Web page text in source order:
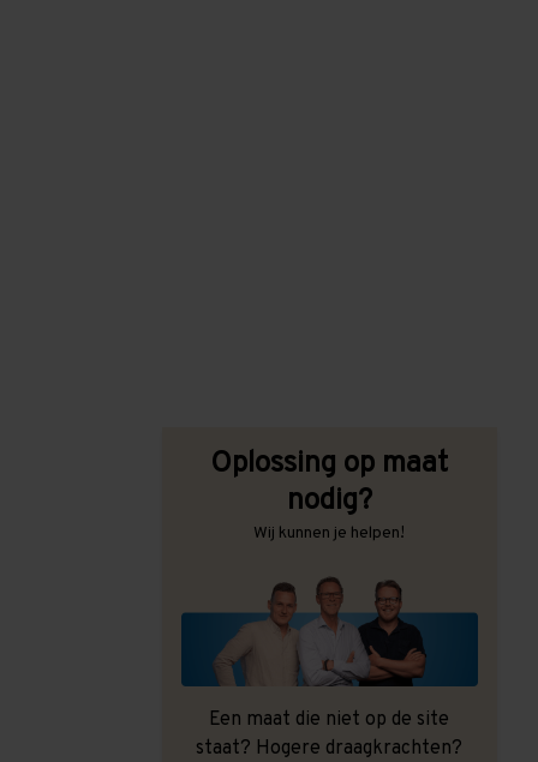
Oplossing op maat
nodig?
Wij kunnen je helpen!
Een maat die niet op de site
staat? Hogere draagkrachten?